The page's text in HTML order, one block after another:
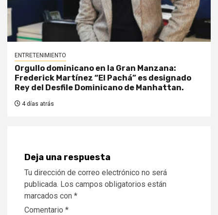
ENTRETENIMIENTO
Orgullo dominicano en la Gran Manzana:
Frederick Martínez “El Pachá” es designado
Rey del Desfile Dominicano de Manhattan.
4 días atrás
Deja una respuesta
Tu dirección de correo electrónico no será
publicada. Los campos obligatorios están
marcados con *
Comentario *